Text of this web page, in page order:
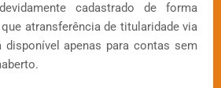
cadastrado de forma
atransferência de titularidade via
apenas para contas sem